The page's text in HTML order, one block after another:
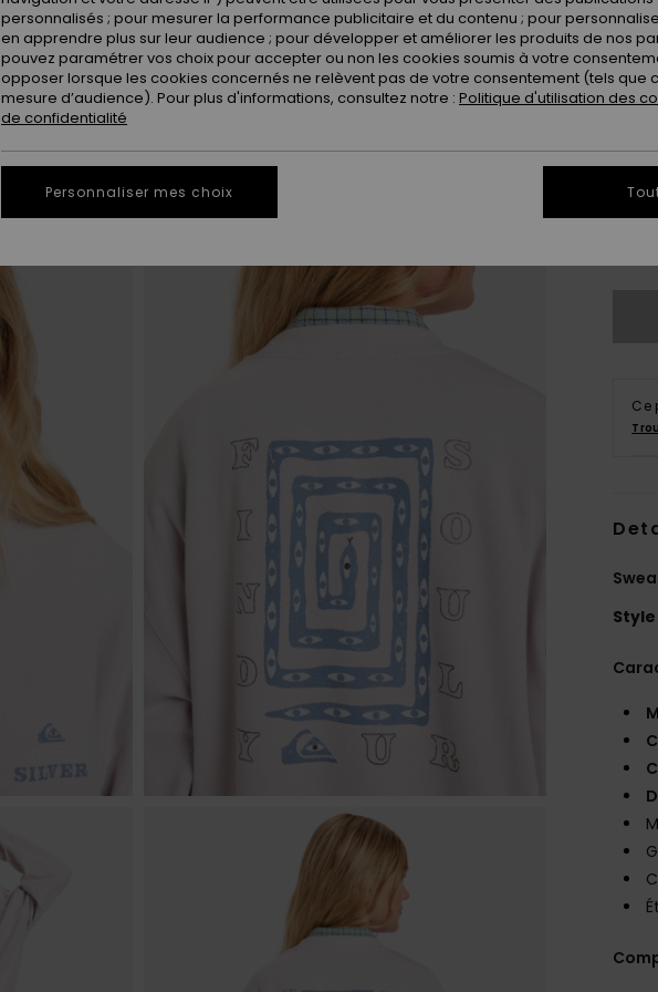
XS
Ce
Style
personnalisés ; pour mesurer la performance publicitaire et du contenu ; pour
en apprendre plus sur leur audience ; pour développer et améliorer les produits de nos
pouvez paramétrer vos choix pour accepter ou non les cookies soumis à votre
opposer lorsque les cookies concernés ne relèvent pas de votre consentement (tels que
mesure d’audience). Pour plus d'informations, consultez notre : Politique d'utilisation des
de confidentialité
Personnaliser mes choix